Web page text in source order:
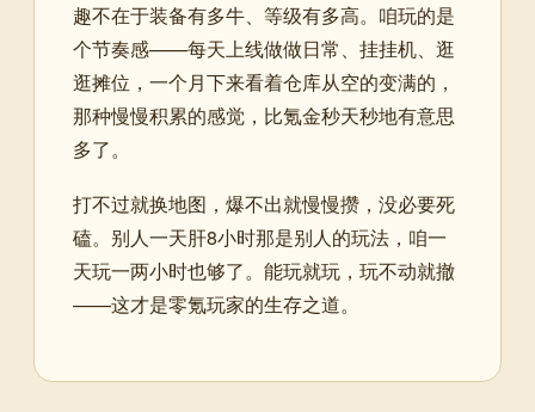
趣不在于装备有多牛、等级有多高。咱玩的是
个节奏感——每天上线做做日常、挂挂机、逛
逛摊位，一个月下来看着仓库从空的变满的，
那种慢慢积累的感觉，比氪金秒天秒地有意思
多了。
打不过就换地图，爆不出就慢慢攒，没必要死
磕。别人一天肝8小时那是别人的玩法，咱一
天玩一两小时也够了。能玩就玩，玩不动就撤
——这才是零氪玩家的生存之道。